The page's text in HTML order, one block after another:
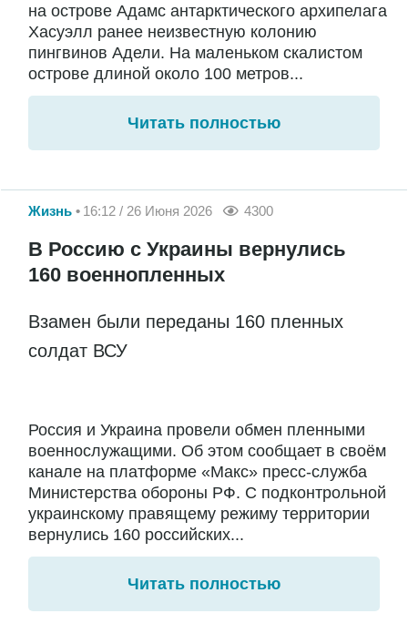
на острове Адамс антарктического архипелага
Хасуэлл ранее неизвестную колонию
пингвинов Адели. На маленьком скалистом
острове длиной около 100 метров...
Читать полностью
Жизнь 16:12 / 26 Июня 2026 4300
В Россию с Украины вернулись
160 военнопленных
Взамен были переданы 160 пленных
солдат ВСУ
Россия и Украина провели обмен пленными
военнослужащими. Об этом сообщает в своём
канале на платформе «Макс» пресс-служба
Министерства обороны РФ. С подконтрольной
украинскому правящему режиму территории
вернулись 160 российских...
Читать полностью